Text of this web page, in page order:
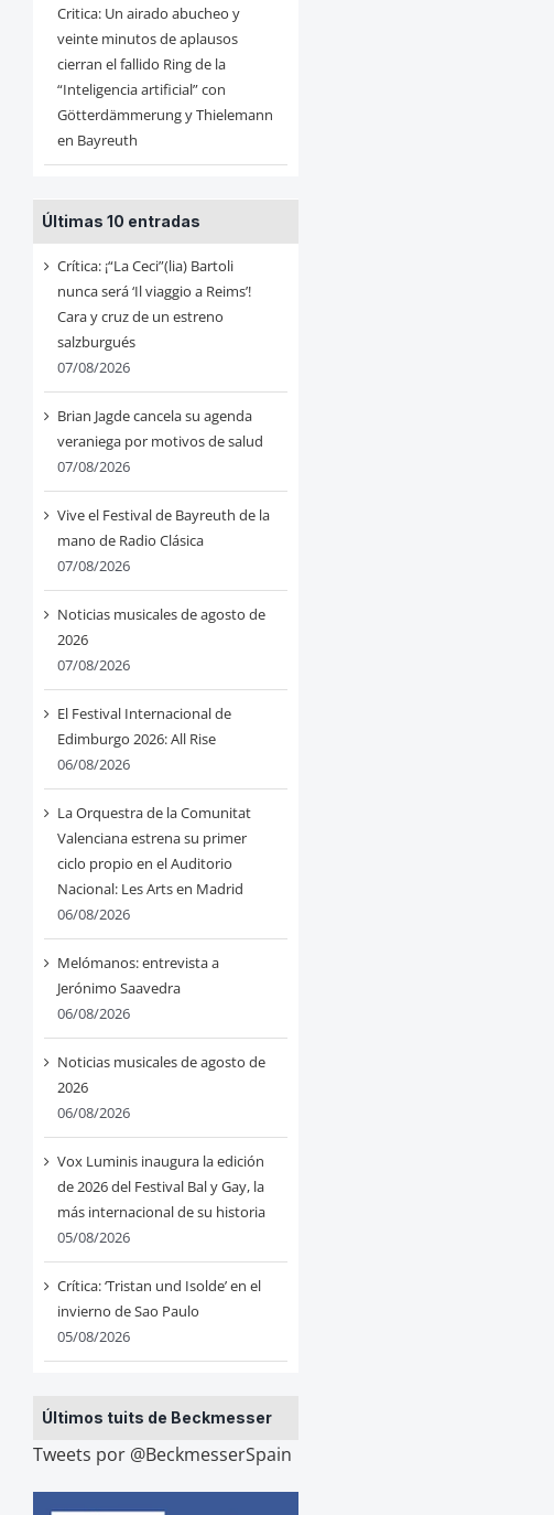
Critica: Un airado abucheo y
veinte minutos de aplausos
cierran el fallido Ring de la
“Inteligencia artificial” con
Götterdämmerung y Thielemann
en Bayreuth
Últimas 10 entradas
Crítica: ¡“La Ceci”(lia) Bartoli
nunca será ‘Il viaggio a Reims’!
Cara y cruz de un estreno
salzburgués
07/08/2026
Brian Jagde cancela su agenda
veraniega por motivos de salud
07/08/2026
Vive el Festival de Bayreuth de la
mano de Radio Clásica
07/08/2026
Noticias musicales de agosto de
2026
07/08/2026
El Festival Internacional de
Edimburgo 2026: All Rise
06/08/2026
La Orquestra de la Comunitat
Valenciana estrena su primer
ciclo propio en el Auditorio
Nacional: Les Arts en Madrid
06/08/2026
Melómanos: entrevista a
Jerónimo Saavedra
06/08/2026
Noticias musicales de agosto de
2026
06/08/2026
Vox Luminis inaugura la edición
de 2026 del Festival Bal y Gay, la
más internacional de su historia
05/08/2026
Crítica: ‘Tristan und Isolde’ en el
invierno de Sao Paulo
05/08/2026
Últimos tuits de Beckmesser
Tweets por @BeckmesserSpain